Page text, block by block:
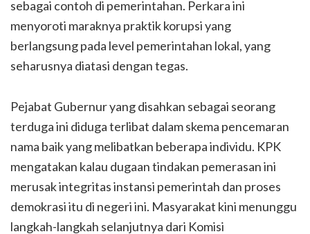
sebagai contoh di pemerintahan. Perkara ini
menyoroti maraknya praktik korupsi yang
berlangsung pada level pemerintahan lokal, yang
seharusnya diatasi dengan tegas.
Pejabat Gubernur yang disahkan sebagai seorang
terduga ini diduga terlibat dalam skema pencemaran
nama baik yang melibatkan beberapa individu. KPK
mengatakan kalau dugaan tindakan pemerasan ini
merusak integritas instansi pemerintah dan proses
demokrasi itu di negeri ini. Masyarakat kini menunggu
langkah-langkah selanjutnya dari Komisi